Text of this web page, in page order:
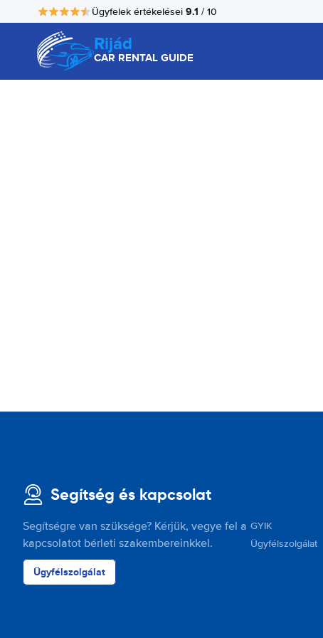
Ügyfelek értékelései 9.1 / 10
Rijád
CAR RENTAL GUIDE
Segítség és kapcsolat
Segítségre van szüksége? Kérjük, vegye fel a
kapcsolatot bérleti szakembereinkkel.
Ügyfélszolgálat
GYIK
Ügyfélszolgálat